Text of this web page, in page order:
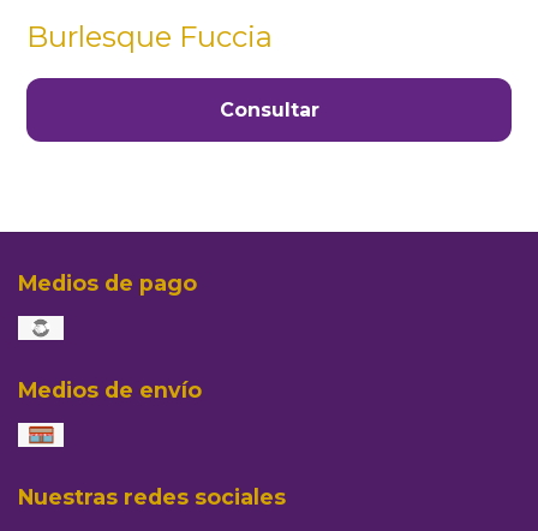
Burlesque Fuccia
Consultar
Medios de pago
Medios de envío
Nuestras redes sociales